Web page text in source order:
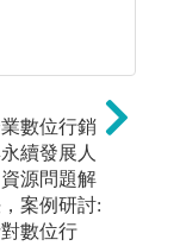
擴散聚歛
能力、資
集與問題
能力。
數位行銷
續發展人
源問題解
案例研討:
數位行